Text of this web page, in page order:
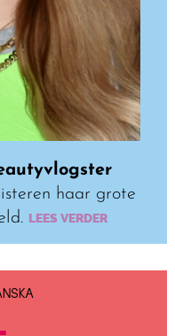
haar grote
LEES VERDER